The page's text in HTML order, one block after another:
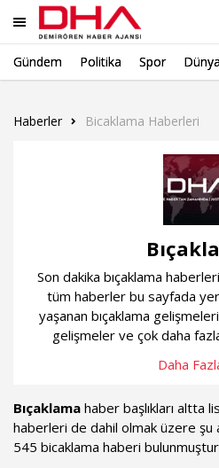
Gündem Politika Spor Dünya
Haberler Bicaklama Haberleri
Son dakika bıçaklama
tüm haberler bu sayfada
yaşanan bıçaklama
gelişmeler ve çok daha
Daha
Bıçaklama haber başlıkları altta
haberleri de dahil olmak üzere şu
545 bicaklama haberi